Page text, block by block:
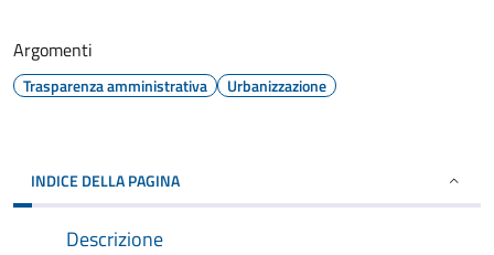
Argomenti
Trasparenza amministrativa Urbanizzazione
INDICE DELLA PAGINA
Descrizione